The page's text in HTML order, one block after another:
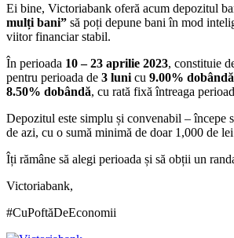
Ei bine, Victoriabank oferă acum depozitul
mulți bani” să poți depune bani în mod
viitor financiar stabil.
În perioada 10 – 23 aprilie 2023, constituie
pentru perioada de 3 luni cu 9.00% dobândă
8.50% dobândă, cu rată fixă întreaga
Depozitul este simplu și convenabil – începe
de azi, cu o sumă minimă de doar 1,000 de
Îți rămâne să alegi perioada și să obții un
Victoriabank,
#CuPoftăDeEconomii